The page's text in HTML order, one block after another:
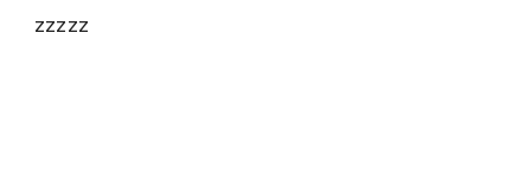
zzzzz